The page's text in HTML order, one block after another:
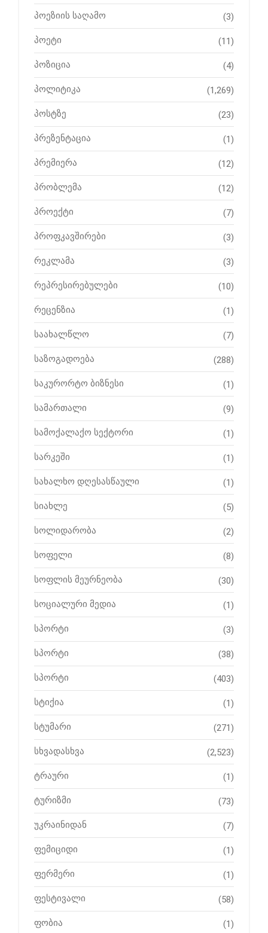
პოეზიის საღამო (3)
პოეტი (11)
პოზიცია (4)
პოლიტიკა (1,269)
პოსტზე (23)
პრეზენტაცია (1)
პრემიერა (12)
პრობლემა (12)
პროექტი (7)
პროფკავშირები (3)
რეკლამა (3)
რეპრესირებულები (10)
რეცენზია (1)
საახალწლო (7)
საზოგადოება (288)
საკურორტო ბიზნესი (1)
სამართალი (9)
სამოქალაქო სექტორი (1)
სარკეში (1)
სახალხო დღესასწაული (1)
სიახლე (5)
სოლიდარობა (2)
სოფელი (8)
სოფლის მეურნეობა (30)
სოციალური მედია (1)
სპორტი (3)
სპორტი (38)
სპორტი (403)
სტიქია (1)
სტუმარი (271)
სხვადასხვა (2,523)
ტრაური (1)
ტურიზმი (73)
უკრაინიდან (7)
ფემიციდი (1)
ფერმერი (1)
ფესტივალი (58)
ფობია (1)